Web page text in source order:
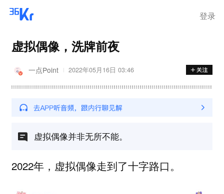
登录
虚拟偶像，洗牌前夜
一点Point 2022年05月16日 03:46
虚拟偶像并非无所不能。
2022年，虚拟偶像走到了十字路口。